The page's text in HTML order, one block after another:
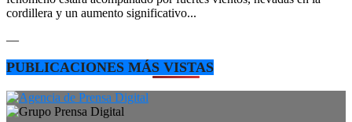
cordillera y un aumento significativo...
—
PUBLICACIONES MÁS VISTAS